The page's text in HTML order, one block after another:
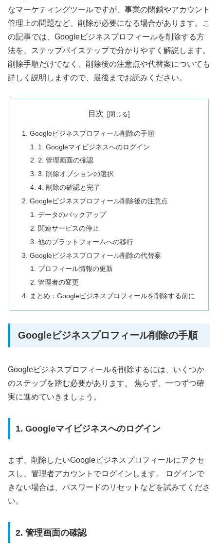
なマーケティングツールですが、事業の閉鎖やアカウント
管理上の問題など、削除が必要になる場合があります。こ
の記事では、Googleビジネスプロフィールを削除する方
法を、ステップバイステップで分かりやすく解説します。
削除手順だけでなく、削除後の注意点や代替案についても
詳しく説明しますので、最後までお読みください。
目次
Googleビジネスプロフィール削除の手順
1. Googleマイビジネスへのログイン
2. 管理画面の確認
3. 削除オプションの選択
4. 削除の確認と完了
Googleビジネスプロフィール削除後の注意点
データのバックアップ
関連サービスの停止
他のプラットフォームへの移行
Googleビジネスプロフィール削除の代替案
プロフィール情報の更新
管理者の変更
まとめ：Googleビジネスプロフィールを削除する前に
Googleビジネスプロフィール削除の手順
Googleビジネスプロフィールを削除するには、いくつか
のステップを踏む必要があります。 焦らず、一つずつ確
実に進めていきましょう。
1. Googleマイビジネスへのログイン
まず、削除したいGoogleビジネスプロフィールにアクセ
スし、管理者アカウントでログインします。 ログインで
きない場合は、パスワードのリセットなどを試みてくださ
い。
2. 管理画面の確認